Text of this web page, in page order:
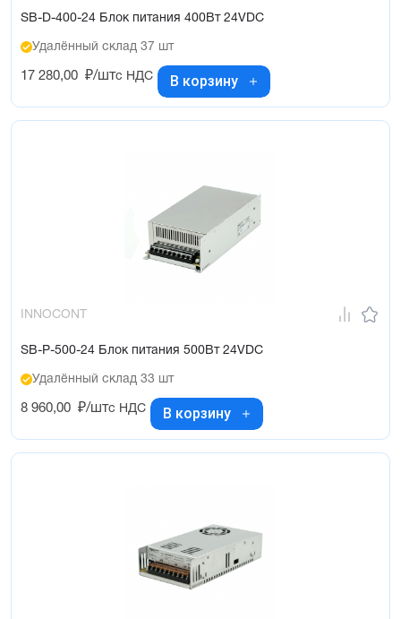
SB-D-400-24 Блок питания 400Вт 24VDC
Удалённый склад 37 шт
17 280,00 ₽/штс НДС В корзину
INNOCONT
SB-P-500-24 Блок питания 500Вт 24VDC
Удалённый склад 33 шт
8 960,00 ₽/штс НДС В корзину